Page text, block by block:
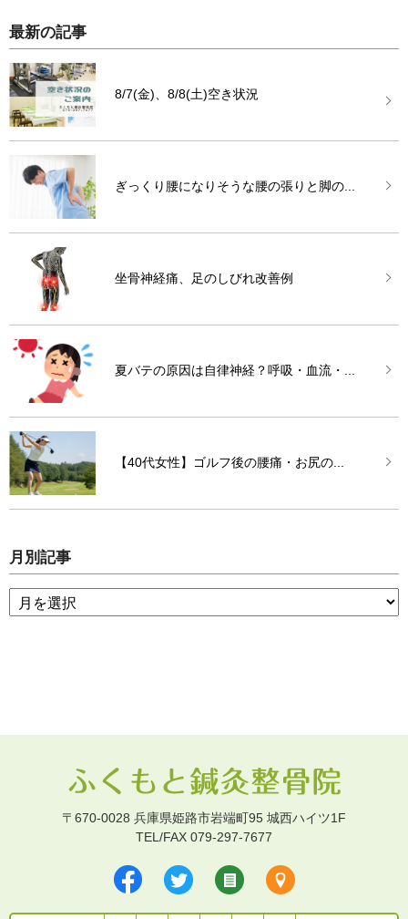
最新の記事
8/7(金)、8/8(土)空き状況
ぎっくり腰になりそうな腰の張りと脚の...
坐骨神経痛、足のしびれ改善例
夏バテの原因は自律神経？呼吸・血流・...
【40代女性】ゴルフ後の腰痛・お尻の...
月別記事
〒670-0028 兵庫県姫路市岩端町95 城西ハイツ1F
TEL/FAX 079-297-7677